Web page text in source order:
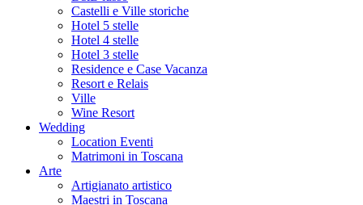
Castelli e Ville storiche
Hotel 5 stelle
Hotel 4 stelle
Hotel 3 stelle
Residence e Case Vacanza
Resort e Relais
Ville
Wine Resort
Wedding
Location Eventi
Matrimoni in Toscana
Arte
Artigianato artistico
Maestri in Toscana